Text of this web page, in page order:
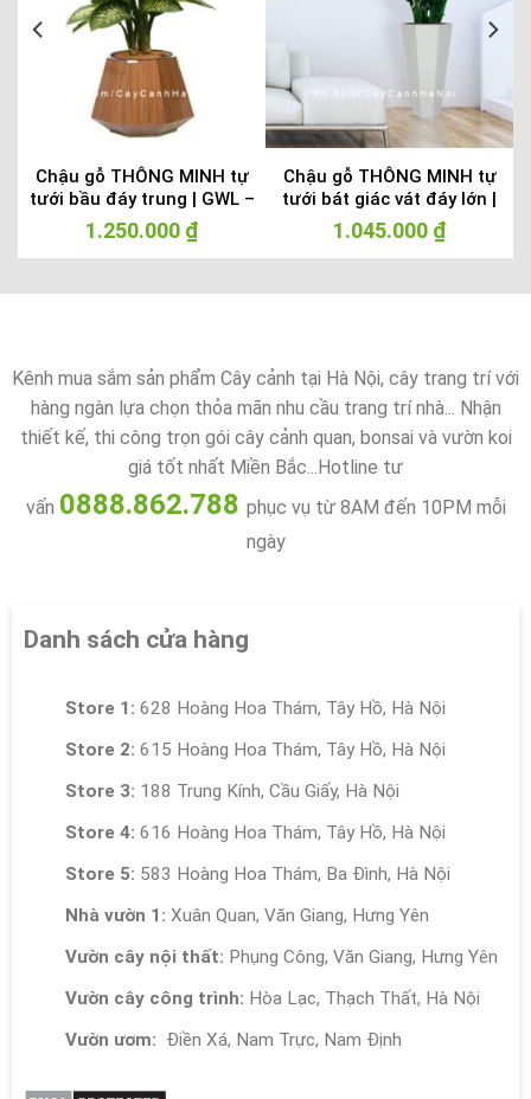
Chậu gỗ THÔNG MINH tự
tưới bầu đáy trung | GWL –
434B
1.250.000 ₫
Chậu gỗ THÔNG MINH tự
tưới bát giác vát đáy lớn |
GWL – 423C
1.045.000 ₫
Kênh mua sắm sản phẩm Cây cảnh tại Hà Nội, cây trang trí với
hàng ngàn lựa chọn thỏa mãn nhu cầu trang trí nhà... Nhận
thiết kế, thi công trọn gói cây cảnh quan, bonsai và vườn koi
giá tốt nhất Miền Bắc...Hotline tư
vấn 0888.862.788 phục vụ từ 8AM đến 10PM mỗi
ngày
Danh sách cửa hàng
Store 1: 628 Hoàng Hoa Thám, Tây Hồ, Hà Nội
Store 2: 615 Hoàng Hoa Thám, Tây Hồ, Hà Nội
Store 3: 188 Trung Kính, Cầu Giấy, Hà Nội
Store 4: 616 Hoàng Hoa Thám, Tây Hồ, Hà Nội
Store 5: 583 Hoàng Hoa Thám, Ba Đình, Hà Nội
Nhà vườn 1: Xuân Quan, Văn Giang, Hưng Yên
Vườn cây nội thất: Phụng Công, Văn Giang, Hưng Yên
Vườn cây công trình: Hòa Lạc, Thạch Thất, Hà Nội
Vườn ươm: Điền Xá, Nam Trực, Nam Định